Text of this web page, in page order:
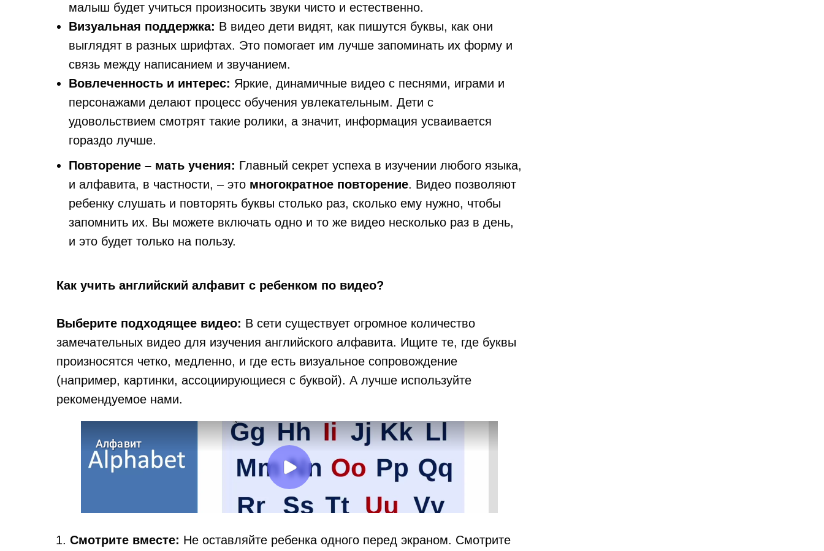
малыш будет учиться произносить звуки чисто и естественно.
Визуальная поддержка: В видео дети видят, как пишутся буквы, как они
выглядят в разных шрифтах. Это помогает им лучше запоминать их форму и
связь между написанием и звучанием.
Вовлеченность и интерес: Яркие, динамичные видео с песнями, играми и
персонажами делают процесс обучения увлекательным. Дети с
удовольствием смотрят такие ролики, а значит, информация усваивается
гораздо лучше.
Повторение – мать учения: Главный секрет успеха в изучении любого языка,
и алфавита, в частности, – это многократное повторение. Видео позволяют
ребенку слушать и повторять буквы столько раз, сколько ему нужно, чтобы
запомнить их. Вы можете включать одно и то же видео несколько раз в день,
и это будет только на пользу.
Как учить английский алфавит с ребенком по видео?
Выберите подходящее видео: В сети существует огромное количество
замечательных видео для изучения английского алфавита. Ищите те, где буквы
произносятся четко, медленно, и где есть визуальное сопровождение
(например, картинки, ассоциирующиеся с буквой). А лучше используйте
рекомендуемое нами.
Смотрите вместе: Не оставляйте ребенка одного перед экраном. Смотрите